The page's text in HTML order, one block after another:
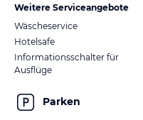
Weitere Serviceangebote
Wäscheservice
Hotelsafe
Informationsschalter für
Ausflüge
Parken